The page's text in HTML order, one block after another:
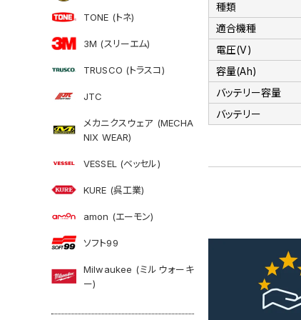
TONE (トネ)
3M (スリーエム)
TRUSCO (トラスコ)
JTC
メカニクスウェア (MECHA
NIX WEAR)
VESSEL (ベッセル)
KURE (呉工業)
amon (エーモン)
ソフト99
Milwaukee (ミルウォーキ
ー)
種類
適合機種
電圧(V)
容量(Ah)
バッテリー容量
バッテリー